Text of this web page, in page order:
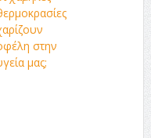
στην
μας;